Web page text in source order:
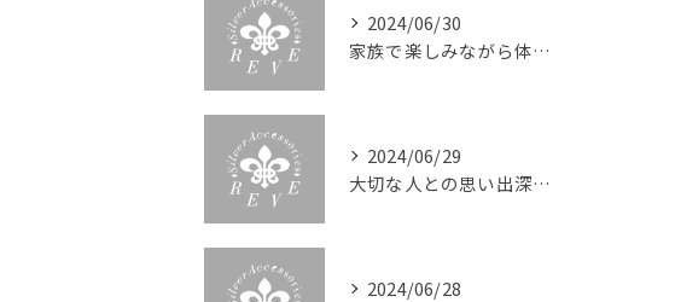
2024/06/30
家族で楽しみながら体験できる！手作りアクセサリーでのコミュニケーション
2024/06/29
大切な人との思い出深い体験を提供！手作りアクセサリー制作体験
2024/06/28